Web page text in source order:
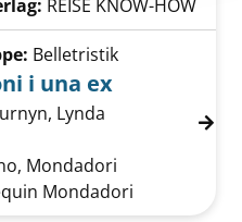
REISE KNOW-HOW
von Confessioni i una ex
Belletristik
i una ex
Lynda Suche nach
Mondadori
Mondadori